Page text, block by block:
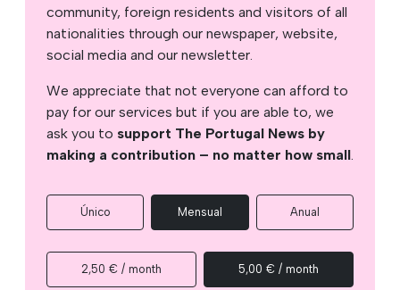
community, foreign residents and visitors of all
nationalities through our newspaper, website,
social media and our newsletter.
We appreciate that not everyone can afford to
pay for our services but if you are able to, we
ask you to support The Portugal News by
making a contribution – no matter how small.
Único Mensual Anual
2,50 € / month 5,00 € / month